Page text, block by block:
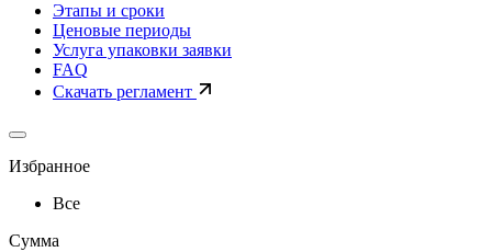
Этапы и сроки
Ценовые периоды
Услуга упаковки заявки
FAQ
Скачать регламент
Избранное
Все
Сумма